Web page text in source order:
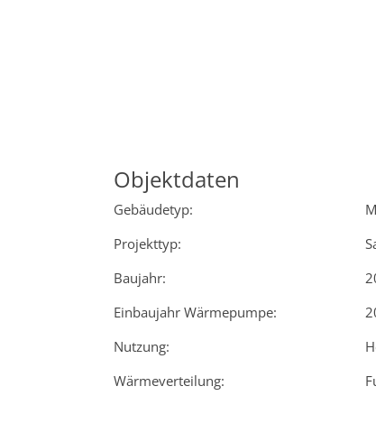
Objektdaten
Gebäudetyp:
Projekttyp:
Baujahr:
Einbaujahr Wärmepumpe:
Nutzung:
Wärmeverteilung: